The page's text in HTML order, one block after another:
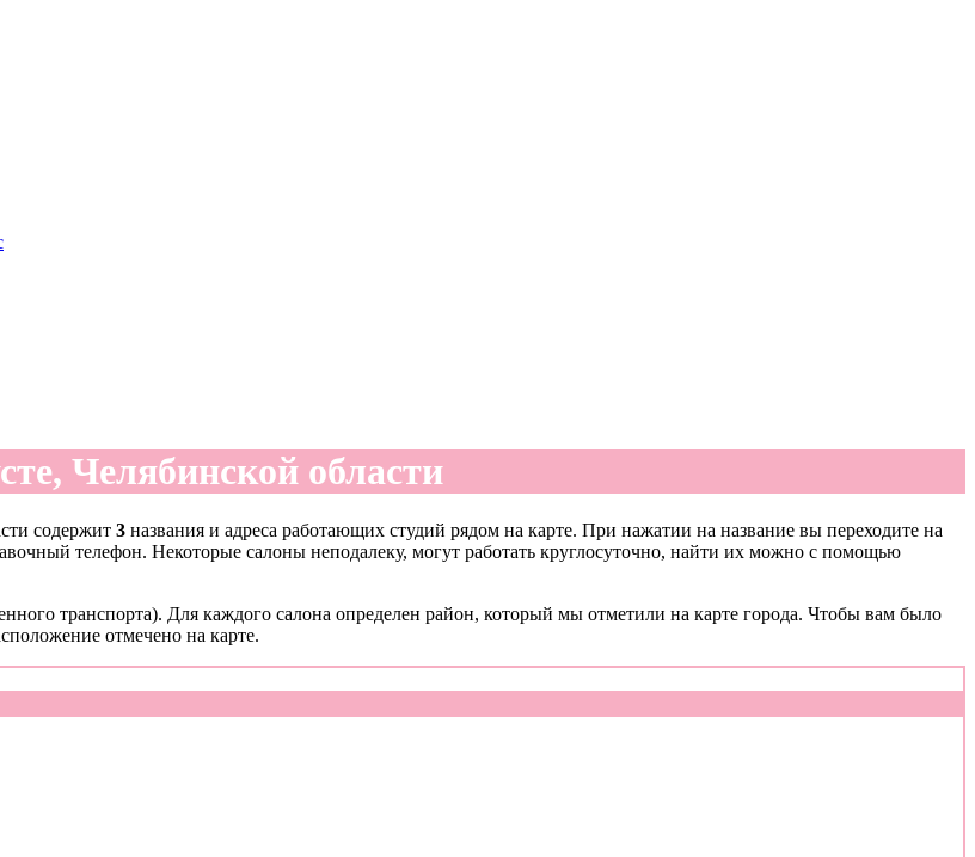
Челябинской области
содержит 3 названия и адреса работающих студий рядом на карте. При нажатии на название вы переходите на
телефон. Некоторые салоны неподалеку, могут работать круглосуточно, найти их можно с помощью
транспорта). Для каждого салона определен район, который мы отметили на карте города. Чтобы вам было
отмечено на карте.